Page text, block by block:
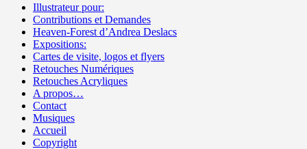
Illustrateur pour:
Contributions et Demandes
Heaven-Forest d’Andrea Deslacs
Expositions:
Cartes de visite, logos et flyers
Retouches Numériques
Retouches Acryliques
A propos…
Contact
Musiques
Accueil
Copyright